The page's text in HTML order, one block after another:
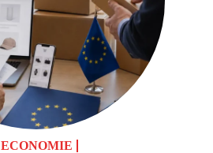
ECONOMIE